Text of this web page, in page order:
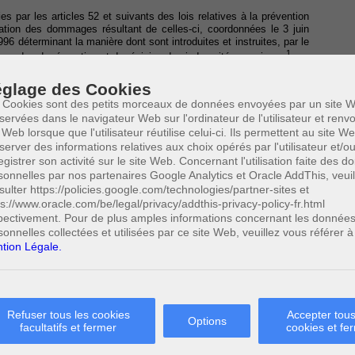
des Cookies
Cookies sont des petits morceaux de données envoyées par un site
dans le navigateur Web sur l'ordinateur de l'utilisateur et
lorsque que l'utilisateur réutilise celui-ci. Ils permettent au site
des informations relatives aux choix opérés par l'utilisateur et/
son activité sur le site Web. Concernant l'utilisation faite des
par nos partenaires Google Analytics et Oracle AddThis,
https://policies.google.com/technologies/partner-sites et
www.oracle.com/be/legal/privacy/addthis-privacy-policy-fr.html
Pour de plus amples informations concernant les données
collectées et utilisées par ce site Web, veuillez vous référer
Légale.
Refuser tous les cookies
facultatifs et fermer
Options
Accepter
cookies et
par les articles 52 et suivants des lois relatives à la prévention
des dommages résultant de celles-ci, coordonnées le 3 juin
déterminant la manière dont sont introduites et instruites, par le
de réparation et de révision des indemnités acquises. 1
doit introduire une demande d’indemnisation auprès du Fonds
des maladies professionnelles statue sur toutes demandes
révision des indemnités acquises. 3
déclarée valable, elle doit donc être introduite par le biais de
501 et d’un volet médical 503. Dans ce cas, outre ces
des pièces justificatives et que les formulaires soient signés et
demande peut également se faire par le biais électronique, et ce,
la modernisation de la gestion de sécurité sociale.
doit être introduite auprès du Fonds, il est utile de préciser
les délais pour l’introduction de la demande. A ce jour, aucun
demandes auprès du Fonds doivent être introduites, soit durant
soit lorsque les symptômes de la maladie professionnelle se
réparation ou de révision est, soit la date du cachet de la poste
soit la date de la réception de la demande par le Fonds si la
s’il s’agit d’une demande électronique, la date de la demande
par le Fonds.